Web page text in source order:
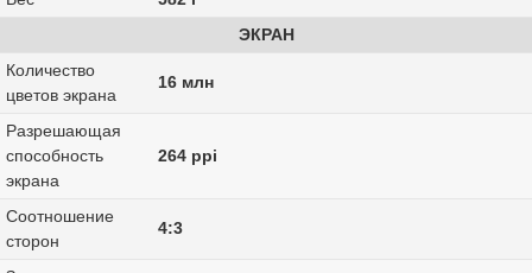
ЭКРАН
Количество
цветов экрана
16 млн
Разрешающая
способность
экрана
264 ppi
Соотношение
сторон
4:3